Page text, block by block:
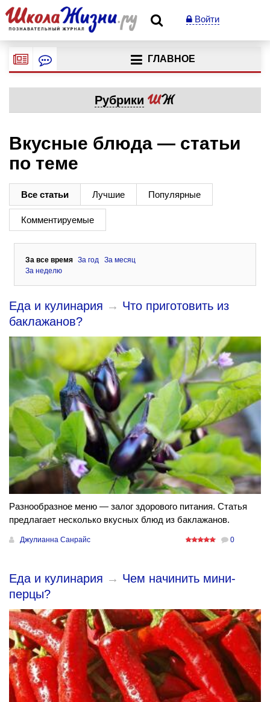
Войти
ГЛАВНОЕ
Рубрики
Вкусные блюда — статьи
по теме
Все статьи Лучшие Популярные
Комментируемые
За все время За год
За месяц
За неделю
Еда и кулинария → Что приготовить из
баклажанов?
Разнообразное меню — залог здорового питания. Статья
предлагает несколько вкусных блюд из баклажанов.
Джулианна Санрайс 0
Еда и кулинария → Чем начинить мини-
перцы?